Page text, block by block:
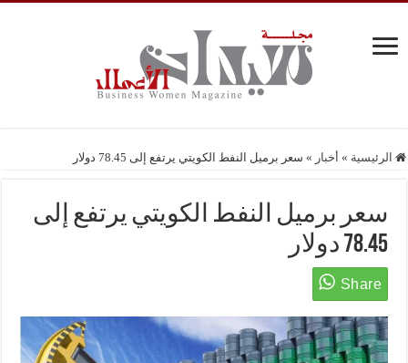
الرئيسية » أخبار » سعر برميل النفط الكويتي يرتفع إلى 78.45 دولار
سعر برميل النفط الكويتي يرتفع إلى
78.45 دولار